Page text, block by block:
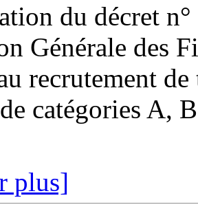
du décret
Générale des
recrutement
catégories A,
plus]